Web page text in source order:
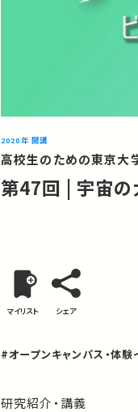
2020年 開講
高校生のための東京大
第47回 | 宇宙の
マイリスト シェア
#オープンキャンパス・体験
研究紹介・講義